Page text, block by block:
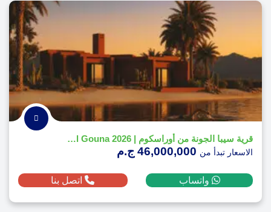
قرية سيبا الجونة من أوراسكوم | Siba El Gouna 2026
الاسعار تبدأ من
واتساب اتصل بنا